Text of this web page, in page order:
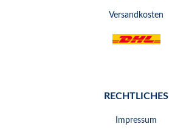
Versandkosten
RECHTLICHES
Impressum